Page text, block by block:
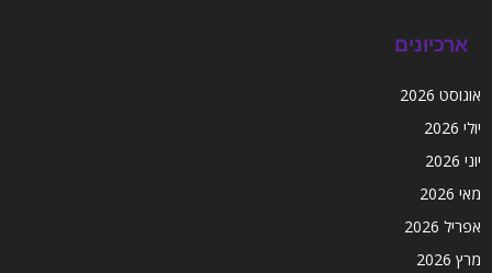
ארכיונים
אוגוסט 2026
יולי 2026
יוני 2026
מאי 2026
אפריל 2026
מרץ 2026